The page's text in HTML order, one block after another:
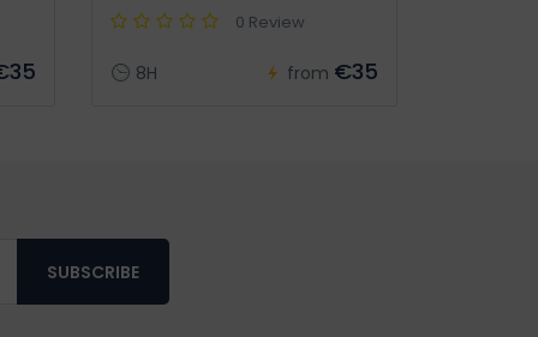
0 Review
8H from €35
SUBSCRIBE